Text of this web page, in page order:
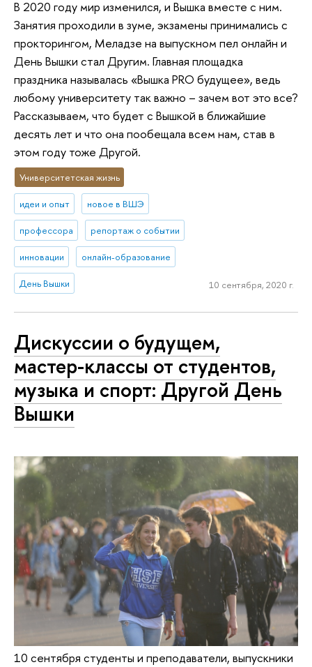
В 2020 году мир изменился, и Вышка вместе с ним.
Занятия проходили в зуме, экзамены принимались с
прокторингом, Меладзе на выпускном пел онлайн и
День Вышки стал Другим. Главная площадка
праздника называлась «Вышка PRO будущее», ведь
любому университету так важно – зачем вот это все?
Рассказываем, что будет с Вышкой в ближайшие
десять лет и что она пообещала всем нам, став в
этом году тоже Другой.
Университетская жизнь
идеи и опыт новое в ВШЭ
профессора репортаж о событии
инновации онлайн-образование
День Вышки 10 сентября, 2020 г.
Дискуссии о будущем,
мастер-классы от студентов,
музыка и спорт: Другой День
Вышки
10 сентября студенты и преподаватели, выпускники